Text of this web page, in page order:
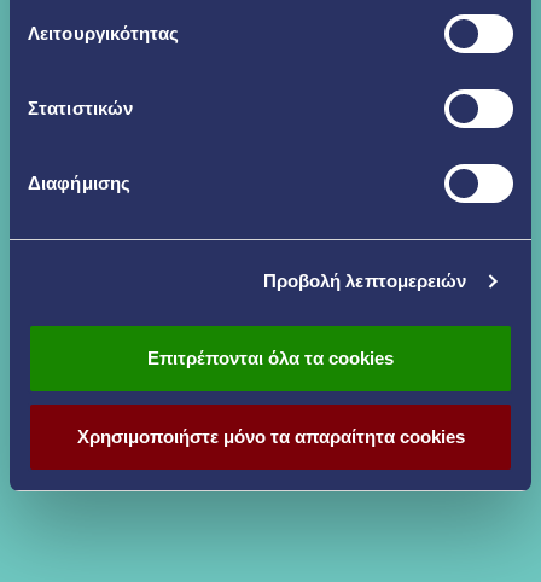
Λειτουργικότητας
Στατιστικών
Διαφήμισης
Προβολή λεπτομερειών
Επιτρέπονται όλα τα cookies
Χρησιμοποιήστε μόνο τα απαραίτητα cookies